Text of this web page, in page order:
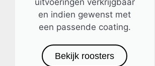
uitvoeringen verkrijgbaar
en indien gewenst met
een passende coating.
Bekijk roosters